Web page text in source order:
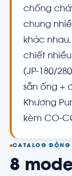
chống
chung
khác
chiết
(JP-180/
sẵn ống +
Khương
kèm CO-
CATALOG ĐỘNG
8